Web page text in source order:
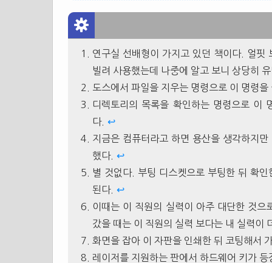
연구실 선배형이 가지고 있던 책이다. 얼핏
빌려 사용했는데 나중에 알고 보니 상당히
도스에서 파일을 지우는 명령으로 이 명령
디렉토리의 목록을 확인하는 명령으로 이
다. ↩
지금은 컴퓨터라고 하면 용산을 생각하지
했다. ↩
별 것없다. 부팅 디스켓으로 부팅한 뒤 확
된다. ↩
이때는 이 직원의 실력이 아주 대단한 것
갔을 때는 이 직원의 실력 보다는 내 실력이
화면을 잡아 이 자판을 인쇄한 뒤 코팅해서
레이저를 지원하는 판에서 하드웨어 키가